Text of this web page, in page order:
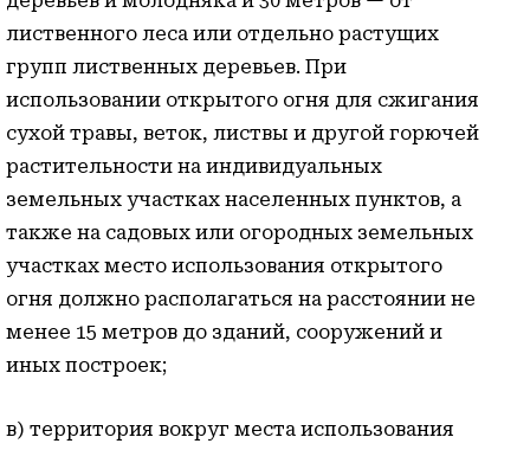
лиственного леса или отдельно растущих
групп лиственных деревьев. При
использовании открытого огня для сжигания
сухой травы, веток, листвы и другой горючей
растительности на индивидуальных
земельных участках населенных пунктов, а
также на садовых или огородных земельных
участках место использования открытого
огня должно располагаться на расстоянии не
менее 15 метров до зданий, сооружений и
иных построек;
в) территория вокруг места использования